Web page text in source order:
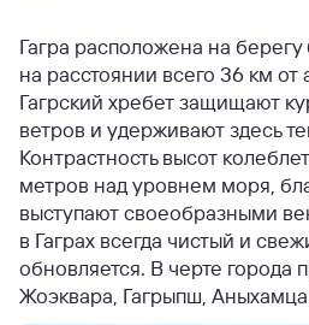
Гагра расположена на
на расстоянии всего 36 км от
Гагрский хребет защищают
ветров и удерживают здесь
Контрастность высот
метров над уровнем моря,
выступают своеобразными
в Гаграх всегда чистый и
обновляется. В черте города
Жоэквара, Гагрыпш,